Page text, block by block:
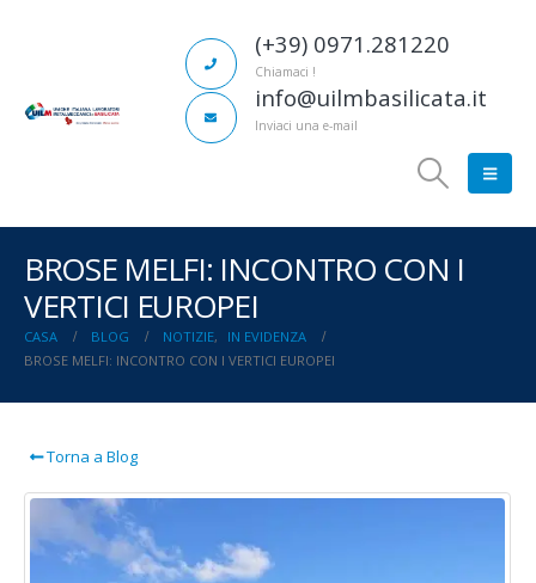
(+39) 0971.281220
Chiamaci !
info@uilmbasilicata.it
Inviaci una e-mail
BROSE MELFI: INCONTRO CON I
VERTICI EUROPEI
CASA BLOG NOTIZIE,
IN EVIDENZA
BROSE MELFI: INCONTRO CON I VERTICI EUROPEI
Torna a Blog